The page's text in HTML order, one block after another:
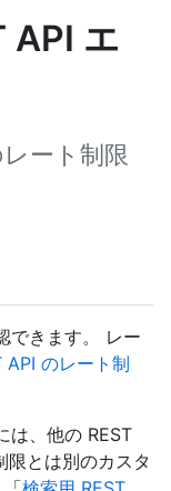
API エ
ート制限
できます。 レー
API のレート制
は、他の REST
限とは別のカスタ